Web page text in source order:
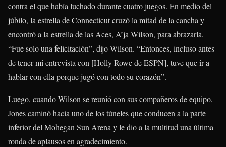
contra el que había luchado durante cuatro juegos. En medio del
júbilo, la estrella de Connecticut cruzó la mitad de la cancha y
encontró a la estrella de las Aces, A’ja Wilson, para abrazarla.
“Fue solo una felicitación”, dijo Wilson. “Entonces, incluso antes
de tener mi entrevista con [Holly Rowe de ESPN], tuve que ir a
hablar con ella porque jugó con todo su corazón”.
Luego, cuando Wilson se reunió con sus compañeros de equipo,
Jones caminó hacia uno de los túneles que conducen a la parte
inferior del Mohegan Sun Arena y le dio a la multitud una última
ronda de aplausos en agradecimiento.